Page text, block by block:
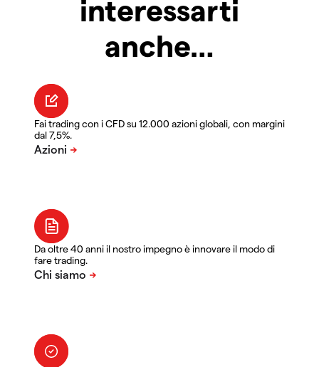
interessarti
anche…
Fai trading con i CFD su 12.000 azioni globali, con margini
dal 7,5%.
Da oltre 40 anni il nostro impegno è innovare il modo di
fare trading.